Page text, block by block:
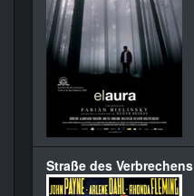
Straße des Verbrechens